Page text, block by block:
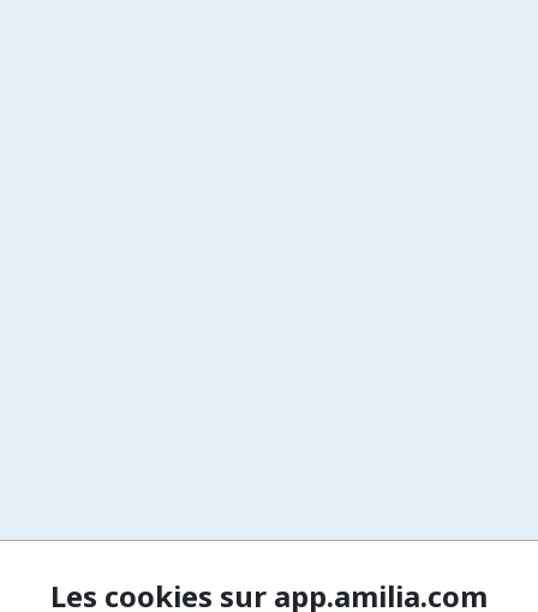
Les cookies sur app.amilia.com